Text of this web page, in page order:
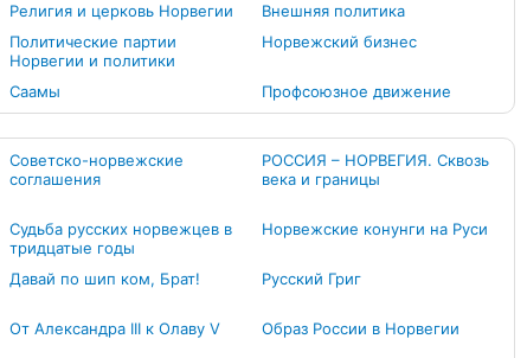
Религия и церковь Норвегии
Внешняя политика
Политические партии
Норвегии и политики
Норвежский бизнес
Cаамы Профсоюзное движение
Советско-норвежские
соглашения
РОССИЯ – НОРВЕГИЯ. Сквозь
века и границы
Судьба русских норвежцев в
тридцатые годы
Норвежские конунги на Руси
Давай по шип ком, Брат! Русский Григ
От Александра III к Олаву V Образ России в Норвегии